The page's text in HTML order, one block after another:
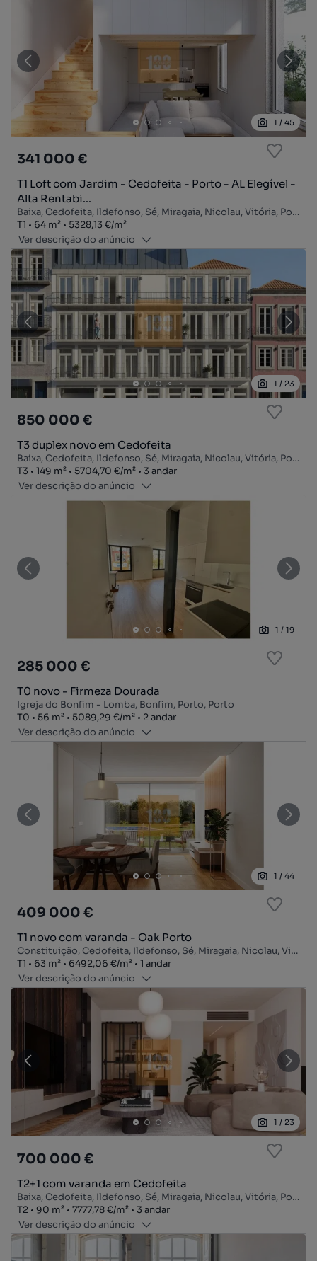
1 / 45
341 000 €
T1 Loft com Jardim - Cedofeita - Porto - AL Elegível -
Alta Rentabi...
Baixa, Cedofeita, Ildefonso, Sé, Miragaia, Nicolau, Vitória, Porto, Porto
Tipologia
T1
Zona64 m²
Preço por metro quadrado
5328,13 €/m²
Ver descrição do anúncio
1 / 23
850 000 €
T3 duplex novo em Cedofeita
Baixa, Cedofeita, Ildefonso, Sé, Miragaia, Nicolau, Vitória, Porto, Porto
Tipologia
T3
Zona149 m²
Preço por metro quadrado
5704,70 €/m²
Andar
3 andar
Ver descrição do anúncio
1 / 19
285 000 €
T0 novo - Firmeza Dourada
Igreja do Bonfim - Lomba, Bonfim, Porto, Porto
Tipologia
T0
Zona56 m²
Preço por metro quadrado
5089,29 €/m²
Andar
2 andar
Ver descrição do anúncio
1 / 44
409 000 €
T1 novo com varanda - Oak Porto
Constituição, Cedofeita, Ildefonso, Sé, Miragaia, Nicolau, Vitória, Porto, Porto
Tipologia
T1
Zona63 m²
Preço por metro quadrado
6492,06 €/m²
Andar
1 andar
Ver descrição do anúncio
1 / 23
700 000 €
T2+1 com varanda em Cedofeita
Baixa, Cedofeita, Ildefonso, Sé, Miragaia, Nicolau, Vitória, Porto, Porto
Tipologia
T2
Zona90 m²
Preço por metro quadrado
7777,78 €/m²
Andar
3 andar
Ver descrição do anúncio